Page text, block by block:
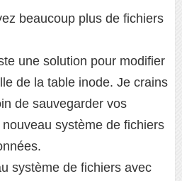
beaucoup plus de fichiers
une solution pour modifier
de la table inode. Je crains
de sauvegarder vos
système de fichiers
système de fichiers avec